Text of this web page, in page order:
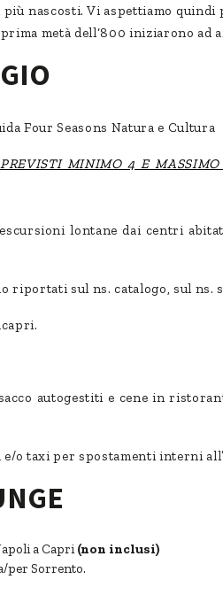
più nascosti. Vi aspettiamo
metà dell‘800 iniziarono ad
Four Seasons Natura e Cultura
MINIMO 4 E MASSIMO
lontane dai centri
riportati sul ns. catalogo, sul ns.
autogestiti e cene in
e/o taxi per spostamenti interni
a Capri(non inclusi)
per Sorrento.